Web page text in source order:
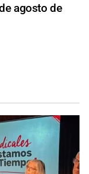
agosto de